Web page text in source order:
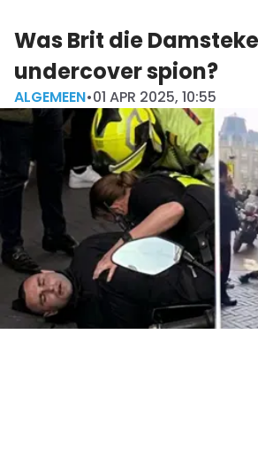
Was Brit die
undercover spion?
ALGEMEEN•01 APR 2025, 10:55